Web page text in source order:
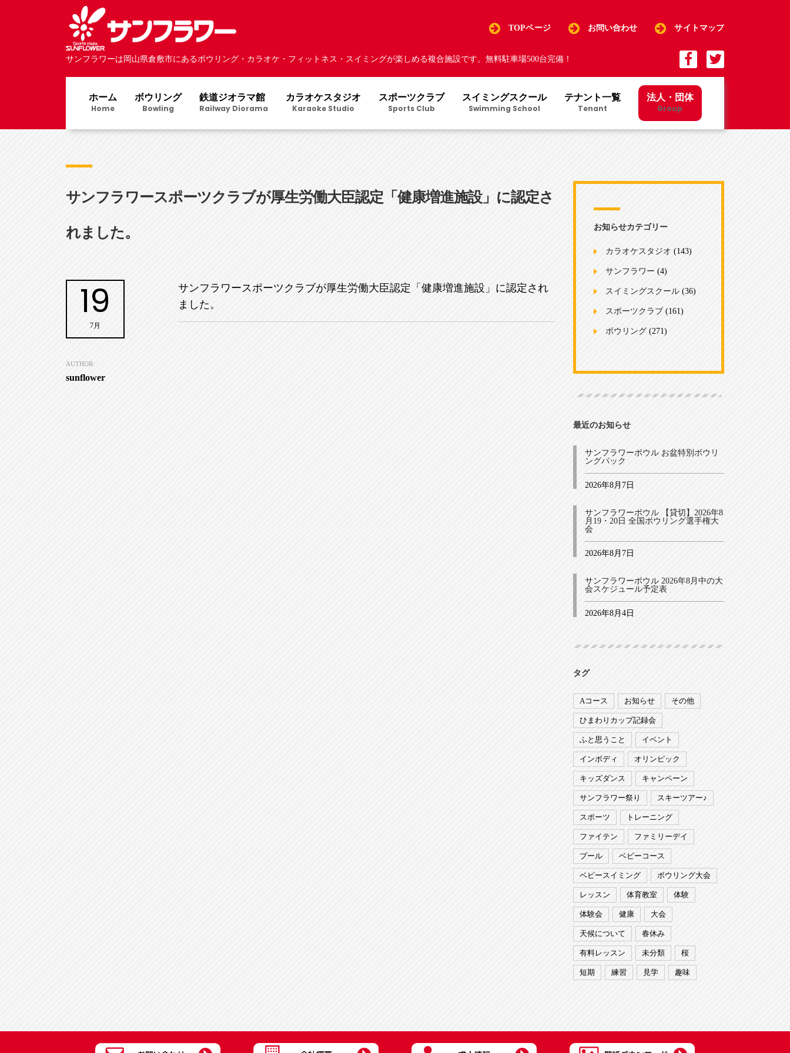
TOPページ お問い合わせ サイトマップ
サンフラワーは岡山県倉敷市にあるボウリング・カラオケ・フィットネス・スイミングが楽しめる複合施設です。無料駐車場500台完備！
ホーム
Home
ボウリング
Bowling
鉄道ジオラマ館
Railway Diorama
カラオケスタジオ
Karaoke Studio
スポーツクラブ
Sports Club
スイミングスクール
Swimming School
テナント一覧
Tenant
法人・団体
Group
サンフラワースポーツクラブが厚生労働大臣認定「健康増進施設」に認定さ
れました。
19
7月
AUTHOR:
sunflower
サンフラワースポーツクラブが厚生労働大臣認定「健康増進施設」に認定され
ました。
お知らせカテゴリー
カラオケスタジオ (143)
サンフラワー (4)
スイミングスクール(36)
スポーツクラブ (161)
ボウリング(271)
最近のお知らせ
サンフラワーボウル お盆特別ボウリ
ングパック
2026年8月7日
サンフラワーボウル 【貸切】2026年8
月19・20日 全国ボウリング選手権大
会
2026年8月7日
サンフラワーボウル 2026年8月中の大
会スケジュール予定表
2026年8月4日
タグ
Aコース お知らせ その他
ひまわりカップ記録会
ふと思うこと イベント
インボディ オリンピック
キッズダンス キャンペーン
サンフラワー祭り スキーツアー♪
スポーツ トレーニング
ファイテン ファミリーデイ
プール ベビーコース
ベビースイミング ボウリング大会
レッスン 体育教室 体験
体験会 健康 大会
天候について 春休み
有料レッスン 未分類 桜
短期 練習 見学 趣味